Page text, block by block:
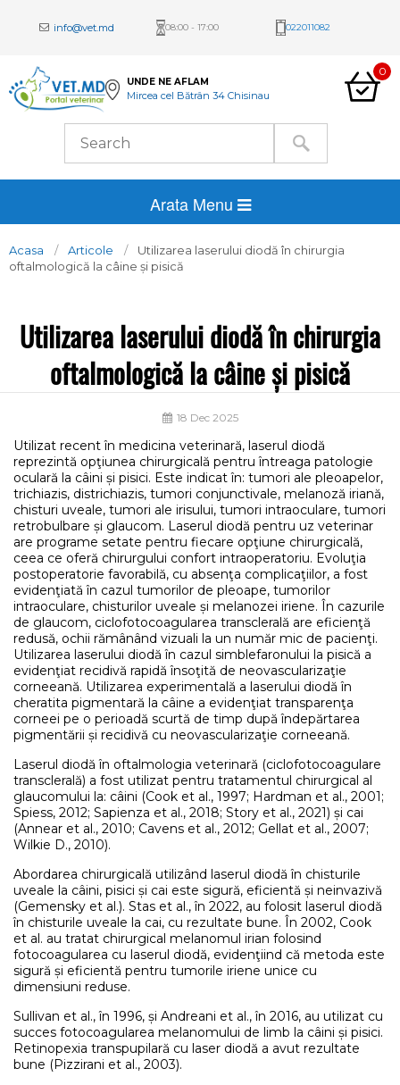
info@vet.md 08:00 - 17:00 022011082
UNDE NE AFLAM
Mircea cel Bătrân 34 Chisinau
0
Arata Menu
Acasa Articole
Utilizarea laserului diodă în chirurgia
oftalmologică la câine și pisică
Utilizarea laserului diodă în chirurgia
oftalmologică la câine și pisică
18 Dec 2025
Utilizat recent în medicina veterinară, laserul diodă
reprezintă opţiunea chirurgicală pentru întreaga patologie
oculară la câini și pisici. Este indicat în: tumori ale pleoapelor,
trichiazis, districhiazis, tumori conjunctivale, melanoză iriană,
chisturi uveale, tumori ale irisului, tumori intraoculare, tumori
retrobulbare și glaucom. Laserul diodă pentru uz veterinar
are programe setate pentru fiecare opţiune chirurgicală,
ceea ce oferă chirurgului confort intraoperatoriu. Evoluţia
postoperatorie favorabilă, cu absenţa complicaţiilor, a fost
evidenţiată în cazul tumorilor de pleoape, tumorilor
intraoculare, chisturilor uveale și melanozei iriene. În cazurile
de glaucom, ciclofotocoagularea transclerală are eficienţă
redusă, ochii rămânând vizuali la un număr mic de pacienţi.
Utilizarea laserului diodă în cazul simblefaronului la pisică a
evidenţiat recidivă rapidă însoţită de neovascularizaţie
corneeană. Utilizarea experimentală a laserului diodă în
cheratita pigmentară la câine a evidenţiat transparenţa
corneei pe o perioadă scurtă de timp după îndepărtarea
pigmentării și recidivă cu neovascularizaţie corneeană.
Laserul diodă în oftalmologia veterinară (ciclofotocoagulare
transclerală) a fost utilizat pentru tratamentul chirurgical al
glaucomului la: câini (Cook et al., 1997; Hardman et al., 2001;
Spiess, 2012; Sapienza et al., 2018; Story et al., 2021) și cai
(Annear et al., 2010; Cavens et al., 2012; Gellat et al., 2007;
Wilkie D., 2010).
Abordarea chirurgicală utilizând laserul diodă în chisturile
uveale la câini, pisici și cai este sigură, eficientă și neinvazivă
(Gemensky et al.). Stas et al., în 2022, au folosit laserul diodă
în chisturile uveale la cai, cu rezultate bune. În 2002, Cook
et al. au tratat chirurgical melanomul irian folosind
fotocoagularea cu laserul diodă, evidenţiind că metoda este
sigură și eficientă pentru tumorile iriene unice cu
dimensiuni reduse.
Sullivan et al., în 1996, și Andreani et al., în 2016, au utilizat cu
succes fotocoagularea melanomului de limb la câini și pisici.
Retinopexia transpupilară cu laser diodă a avut rezultate
bune (Pizzirani et al., 2003).